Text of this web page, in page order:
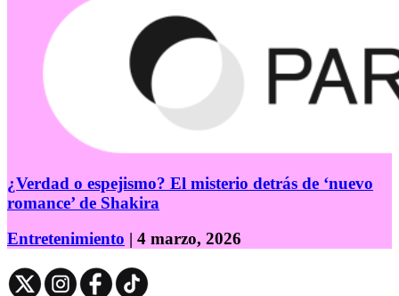
¿Verdad o espejismo? El misterio detrás de ‘nuevo
romance’ de Shakira
Entretenimiento | 4 marzo, 2026